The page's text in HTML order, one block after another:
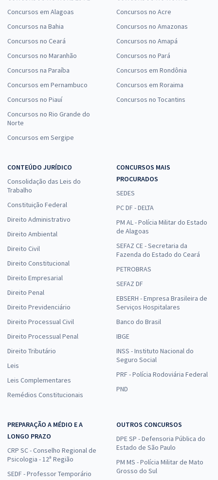
Concursos em Alagoas
Concursos na Bahia
Concursos no Ceará
Concursos no Maranhão
Concursos na Paraíba
Concursos em Pernambuco
Concursos no Piauí
Concursos no Rio Grande do
Norte
Concursos em Sergipe
Concursos no Acre
Concursos no Amazonas
Concursos no Amapá
Concursos no Pará
Concursos em Rondônia
Concursos em Roraima
Concursos no Tocantins
CONTEÚDO JURÍDICO
Consolidação das Leis do
Trabalho
Constituição Federal
Direito Administrativo
Direito Ambiental
Direito Civil
Direito Constitucional
Direito Empresarial
Direito Penal
Direito Previdenciário
Direito Processual Civil
Direito Processual Penal
Direito Tributário
Leis
Leis Complementares
Remédios Constitucionais
CONCURSOS MAIS
PROCURADOS
SEDES
PC DF - DELTA
PM AL - Polícia Militar do Estado
de Alagoas
SEFAZ CE - Secretaria da
Fazenda do Estado do Ceará
PETROBRAS
SEFAZ DF
EBSERH - Empresa Brasileira de
Serviços Hospitalares
Banco do Brasil
IBGE
INSS - Instituto Nacional do
Seguro Social
PRF - Polícia Rodoviária Federal
PND
PREPARAÇÃO A MÉDIO E A
LONGO PRAZO
CRP SC - Conselho Regional de
Psicologia - 12ª Região
SEDF - Professor Temporário
OUTROS CONCURSOS
DPE SP - Defensoria Pública do
Estado de São Paulo
PM MS - Polícia Militar de Mato
Grosso do Sul